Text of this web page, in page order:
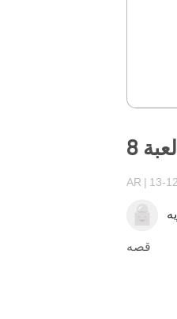
لعبة 8
AR
قصه